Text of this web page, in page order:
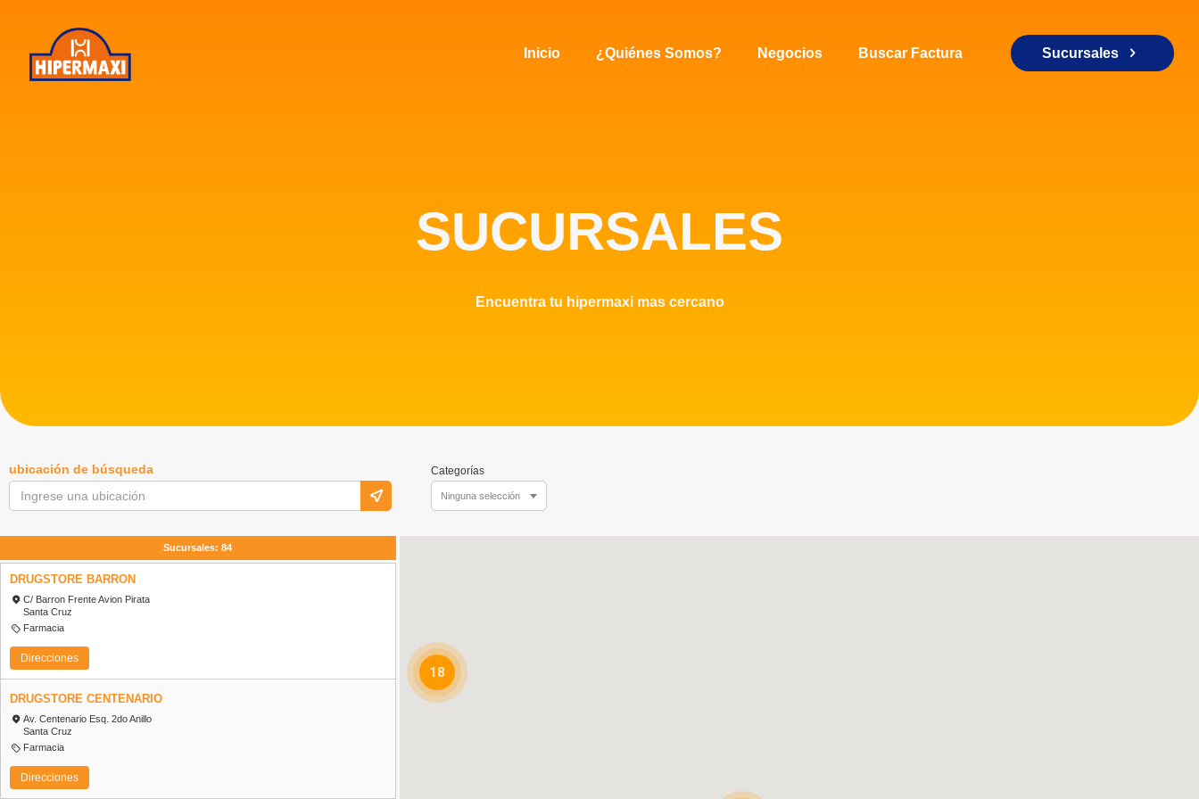
Inicio ¿Quiénes Somos? Negocios Buscar Factura Sucursales
SUCURSALES
Encuentra tu hipermaxi mas cercano
ubicación de búsqueda Categorías
Ninguna selección
18
Sucursales:84
DRUGSTORE BARRON
C/ Barron Frente Avion Pirata
Santa Cruz
Farmacia
Direcciones
DRUGSTORE CENTENARIO
Av. Centenario Esq. 2do Anillo
Santa Cruz
Farmacia
Direcciones